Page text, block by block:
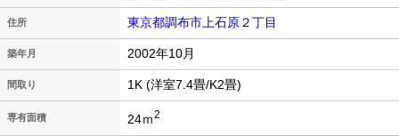
住所 東京都調布市上石原２丁目
築年月 2002年10月
間取り 1K (洋室7.4畳/K2畳)
専有面積 24ｍ2